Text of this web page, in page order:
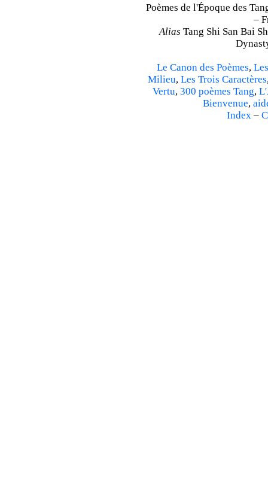
Poèmes de l'Époque des
–
Alias Tang Shi San Bai
Le Canon des Poèmes,
Milieu, Les Trois Caractères
Vertu, 300 poèmes Tang,
Bienvenue,
Index–